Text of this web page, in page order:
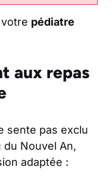
pédiatre
aux repas
sente pas exclu
du Nouvel An,
adaptée :